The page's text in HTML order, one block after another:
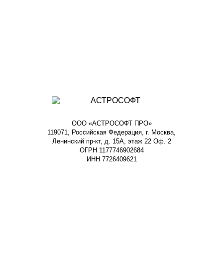
ООО «АСТРОСОФТ ПРО»
119071, Российская Федерация, г. Москва,
Ленинский пр-кт, д. 15А, этаж 22 Оф. 2
ОГРН 1177746902684
ИНН 7726409621